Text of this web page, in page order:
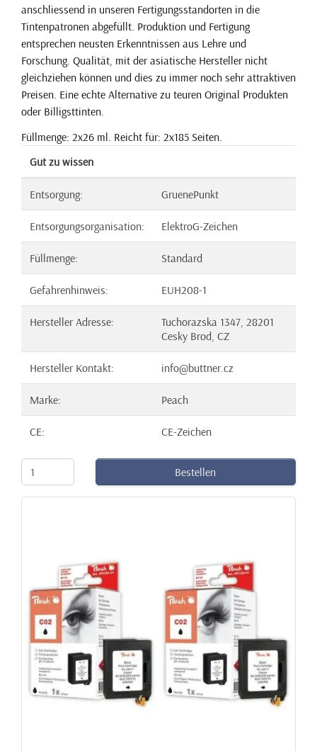
anschliessend in unseren Fertigungsstandorten in die
Tintenpatronen abgefüllt. Produktion und Fertigung
entsprechen neusten Erkenntnissen aus Lehre und
Forschung. Qualität, mit der asiatische Hersteller nicht
gleichziehen können und dies zu immer noch sehr attraktiven
Preisen. Eine echte Alternative zu teuren Original Produkten
oder Billigsttinten.
Füllmenge: 2x26 ml. Reicht für: 2x185 Seiten.
Gut zu wissen
Entsorgung: GruenePunkt
Entsorgungsorganisation: ElektroG-Zeichen
Füllmenge: Standard
Gefahrenhinweis: EUH208-1
Hersteller Adresse:
Tuchorazska 1347, 28201
Cesky Brod, CZ
Hersteller Kontakt: info@buttner.cz
Marke: Peach
CE: CE-Zeichen
Bestellen